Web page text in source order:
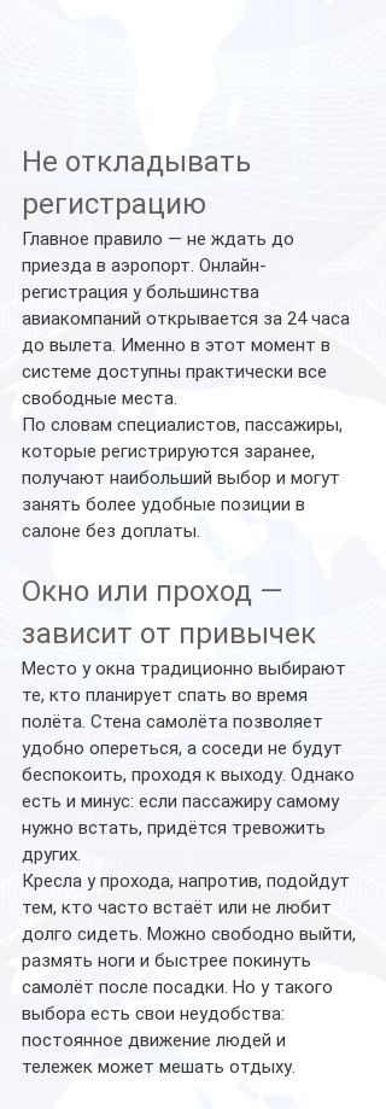
Не откладывать
регистрацию
Главное правило — не ждать до
приезда в аэропорт. Онлайн-
регистрация у большинства
авиакомпаний открывается за 24 часа
до вылета. Именно в этот момент в
системе доступны практически все
свободные места.
По словам специалистов, пассажиры,
которые регистрируются заранее,
получают наибольший выбор и могут
занять более удобные позиции в
салоне без доплаты.
Окно или проход —
зависит от привычек
Место у окна традиционно выбирают
те, кто планирует спать во время
полёта. Стена самолёта позволяет
удобно опереться, а соседи не будут
беспокоить, проходя к выходу. Однако
есть и минус: если пассажиру самому
нужно встать, придётся тревожить
других.
Кресла у прохода, напротив, подойдут
тем, кто часто встаёт или не любит
долго сидеть. Можно свободно выйти,
размять ноги и быстрее покинуть
самолёт после посадки. Но у такого
выбора есть свои неудобства:
постоянное движение людей и
тележек может мешать отдыху.